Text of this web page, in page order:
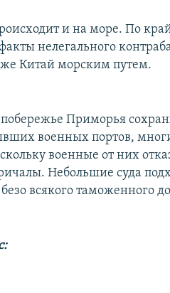
и на море. По
нелегального
Китай морским путем.
Приморья
военных портов,
военные от них
Небольшие суда
всякого таможенного